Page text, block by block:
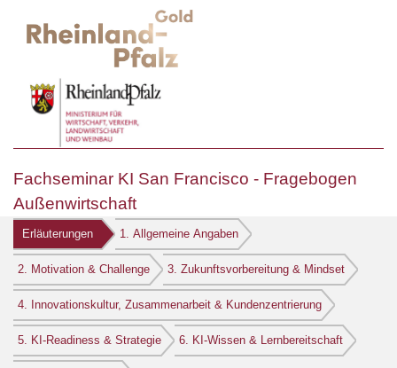
Fachseminar KI San Francisco - Fragebogen
Außenwirtschaft
Erläuterungen 1. Allgemeine Angaben
2. Motivation & Challenge 3. Zukunftsvorbereitung & Mindset
4. Innovationskultur, Zusammenarbeit & Kundenzentrierung
5. KI-Readiness & Strategie 6. KI-Wissen & Lernbereitschaft